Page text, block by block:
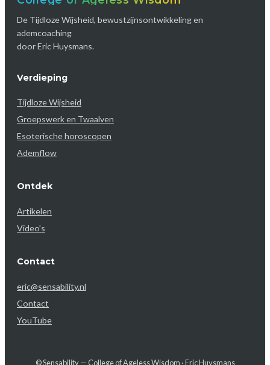
De Tijdloze Wijsheid, bewustzijnsontwikkeling en
ademcoaching
door Eric Huysmans.
Verdieping
Tijdloze Wijsheid
Groepswerk en Twaalven
Esoterische horoscopen
Ademflow
Ontdek
Artikelen
Video’s
Contact
eric@sensability.nl
Contact
YouTube
© Sensability — College of Ageless Wisdom · Eric Huysmans